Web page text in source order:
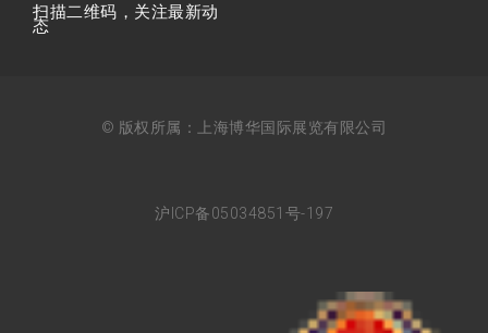
扫描⼆维码，关注最新动
态
© 版权所属：上海博华国际展览有限公司
沪ICP备05034851号-197